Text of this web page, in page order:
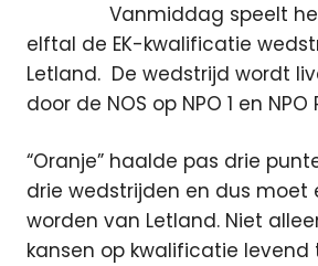
Vanmiddag speelt
elftal de EK-kwalificatie
Letland. De wedstrijd wordt
door de NOS op NPO 1 en NPO
“Oranje” haalde pas drie
drie wedstrijden en dus moet
worden van Letland. Niet
kansen op kwalificatie levend